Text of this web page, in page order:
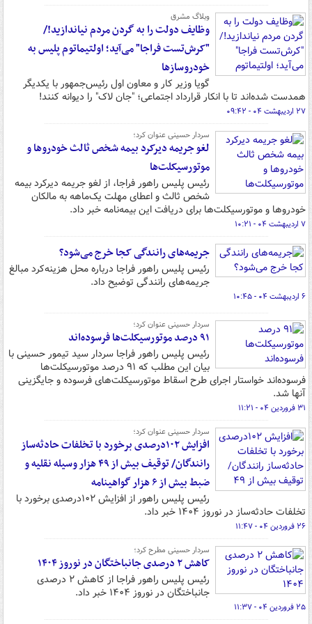
وبلاگ مشرق
وظایف دولت را به گردن مردم نیاندازید!/
"کرش‌تست فراجا" می‌آید؛ اولتیماتوم پلیس به
خودروسازها
گویا وزیر کار و معاون اول رئیس‌جمهور با یکدیگر
همدست شده‌اند تا با انکار قرارداد اجتماعی؛ "جان لاک" را دیوانه کنند!
۲۷ اردیبهشت ۰۴ - ۰۹:۴۲
سردار حسینی عنوان کرد؛
لغو جریمه دیرکرد بیمه شخص ثالث خودروها و
موتورسیکلت‌ها
رئیس پلیس راهور فراجا، از لغو جریمه دیرکرد بیمه
شخص ثالث و اعطای مهلت یک‌ماهه به مالکان
خودروها و موتورسیکلت‌ها برای دریافت این بیمه‌نامه خبر داد.
۷ اردیبهشت ۰۴ - ۱۰:۲۱
جریمه‌های رانندگی کجا خرج می‌شود؟
رئیس پلیس راهور فراجا درباره محل هزینه‌کرد مبالغ
جریمه‌های رانندگی توضیح داد.
۶ اردیبهشت ۰۴ - ۱۰:۴۵
سردار حسینی عنوان کرد؛
۹۱ درصد موتورسیکلت‌ها فرسوده‌اند
رئیس پلیس راهور فراجا سردار سید تیمور حسینی با
بیان این مطلب که ۹۱ درصد موتورسیکلت‌ها
فرسوده‌اند خواستار اجرای طرح اسقاط موتورسیکلت‌های فرسوده و جایگزینی
آنها شد.
۳۱ فروردین ۰۴ - ۱۱:۲۱
سردار حسینی عنوان کرد؛
افزایش ۱۰۲درصدی برخورد با تخلفات حادثه‌ساز
رانندگان/ توقیف بیش از ۴۹ هزار وسیله نقلیه و
ضبط بیش از ۶ هزار گواهینامه
رئیس پلیس راهور از افزایش ۱۰۲درصدی برخورد با
تخلفات حادثه‌ساز در نوروز ۱۴۰۴ خبر داد.
۲۶ فروردین ۰۴ - ۱۱:۴۷
سردار حسینی مطرح کرد؛
کاهش ۲ درصدی جانباختگان در نوروز ۱۴۰۴
رئیس پلیس راهور فراجا از کاهش ۲ درصدی
جانباختگان در نوروز ۱۴۰۴ خبر داد.
۲۵ فروردین ۰۴ - ۱۱:۳۷